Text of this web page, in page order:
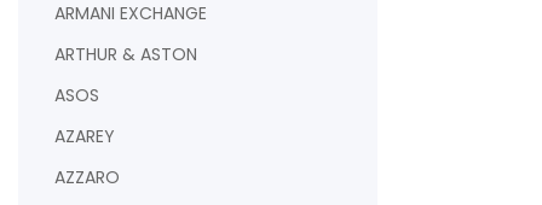
ARMANI EXCHANGE
ARTHUR & ASTON
ASOS
AZAREY
AZZARO